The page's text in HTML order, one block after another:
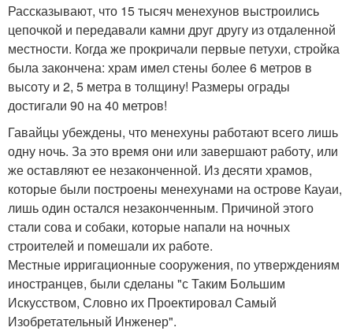
Рассказывают, что 15 тысяч менехунов выстроились
цепочкой и передавали камни друг другу из отдаленной
местности. Когда же прокричали первые петухи, стройка
была закончена: храм имел стены более 6 метров в
высоту и 2, 5 метра в толщину! Размеры ограды
достигали 90 на 40 метров!
Гавайцы убеждены, что менехуны работают всего лишь
одну ночь. За это время они или завершают работу, или
же оставляют ее незаконченной. Из десяти храмов,
которые были построены менехунами на острове Кауаи,
лишь один остался незаконченным. Причиной этого
стали сова и собаки, которые напали на ночных
строителей и помешали их работе.
Местные ирригационные сооружения, по утверждениям
иностранцев, были сделаны "с Таким Большим
Искусством, Словно их Проектировал Самый
Изобретательный Инженер".